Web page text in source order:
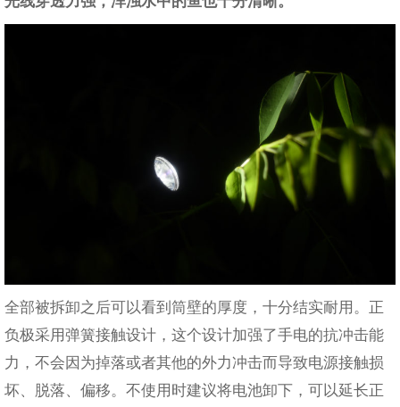
全部被拆卸之后可以看到筒壁的厚度，十分结实耐用。正
负极采用弹簧接触设计，这个设计加强了手电的抗冲击能
力，不会因为掉落或者其他的外力冲击而导致电源接触损
坏、脱落、偏移。不使用时建议将电池卸下，可以延长正